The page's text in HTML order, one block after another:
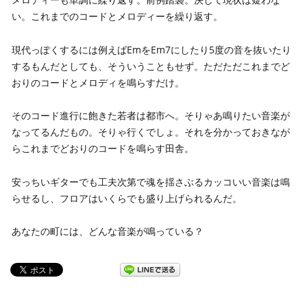
い。これまでのコードとメロディーを繰り返す。
現代っぽくするには例えばEmをEm7にしたり5度の音を抜いたり
するもんだとしても、そういうこともせず。ただただこれまでど
おりのコードとメロディを鳴らすだけ。
そのコード進行に飽きた若者は都市へ。そりゃあ鳴りたい音楽が
なってるんだもの。そりゃ行くでしょ。それを分かっておきなが
らこれまでどおりのコードを鳴らす田舎。
安っちいギターでも工夫次第で魂を揺さぶるカッコいい音楽は鳴
らせるし、フロアはいくらでも盛り上げられるんだ。
あなたの町には、どんな音楽が鳴っている？